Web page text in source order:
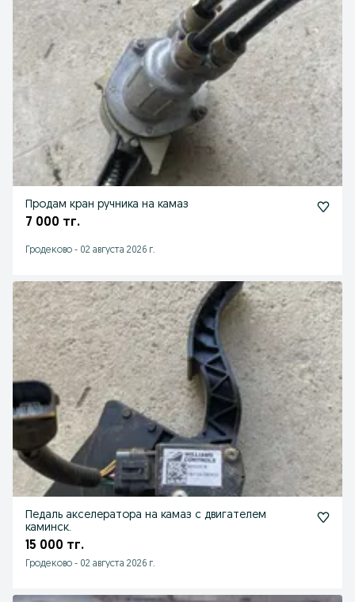
Продам кран ручника на камаз
7 000 тг.
Гродеково - 02 августа 2026 г.
Педаль акселератора на камаз с двигателем
каминск.
15 000 тг.
Гродеково - 02 августа 2026 г.